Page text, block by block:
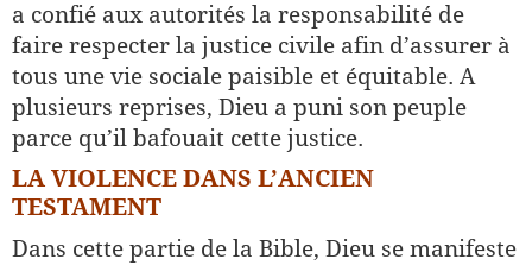
a confié aux autorités la responsabilité de
faire respecter la justice civile afin d’assurer à
tous une vie sociale paisible et équitable. A
plusieurs reprises, Dieu a puni son peuple
parce qu’il bafouait cette justice.
LA VIOLENCE DANS L’ANCIEN
TESTAMENT
Dans cette partie de la Bible, Dieu se manifeste